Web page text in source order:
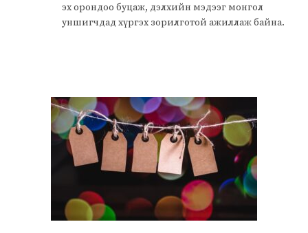
эх орондоо буцаж, дэлхийн мэдээг монгол
уншигчдад хүргэх зорилготой ажиллаж байна.